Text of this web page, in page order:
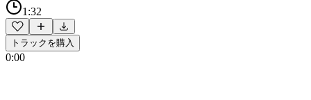
1:32
トラックを購入
0:00